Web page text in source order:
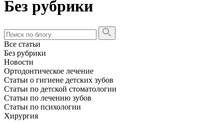
Без рубрики
Все статьи
Без рубрики
Новости
Ортодонтическое лечение
Статьи о гигиене детских зубов
Статьи по детской стоматологии
Статьи по лечению зубов
Статьи по психологии
Хирургия